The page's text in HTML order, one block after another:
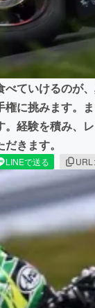
ていけるのが
に挑みます。
経験を積み、
きます。
LINEで送る URL